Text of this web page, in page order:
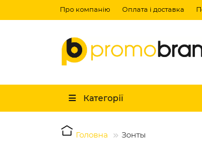
Про компанію Оплата і доставка
Категорії
Головна Зонты